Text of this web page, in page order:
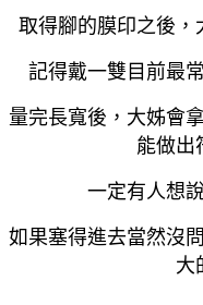
取得腳的膜印之後，
記得戴一雙目前最
量完長寬後，大姊會
能做出
一定有人想
如果塞得進去當然沒
大